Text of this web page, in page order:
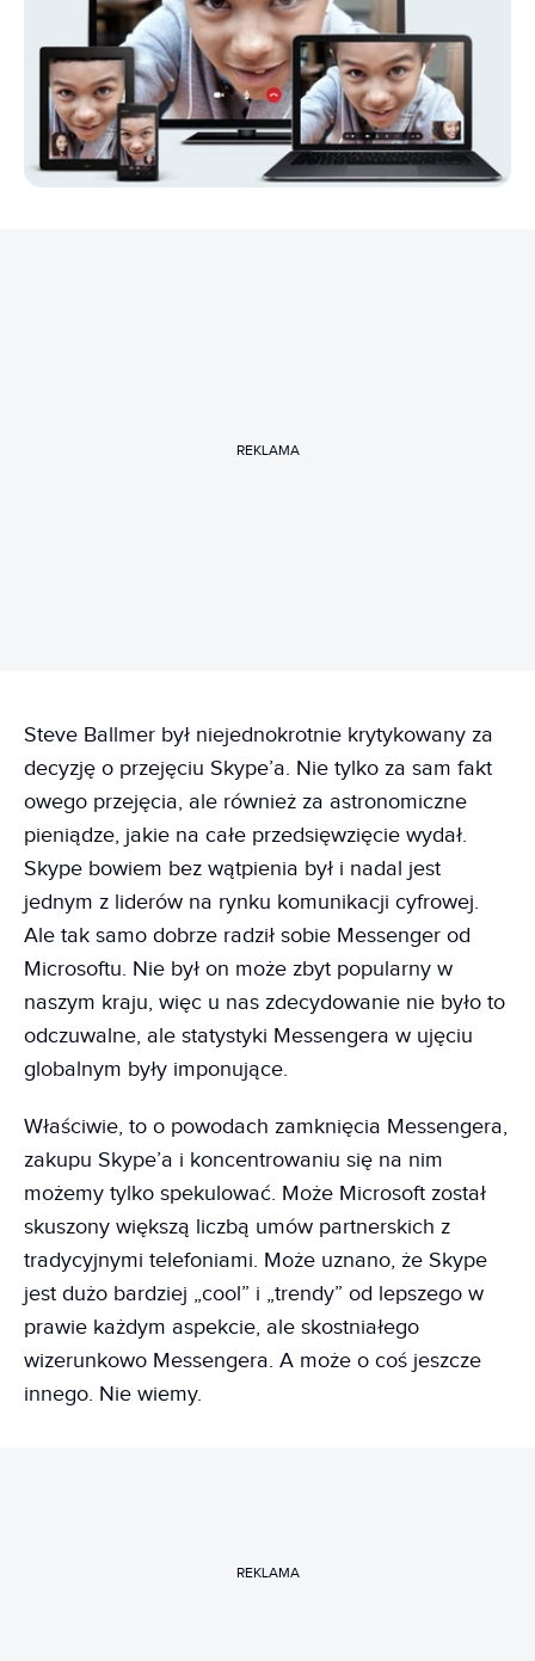
REKLAMA
Steve Ballmer był niejednokrotnie krytykowany za
decyzję o przejęciu Skype’a. Nie tylko za sam fakt
owego przejęcia, ale również za astronomiczne
pieniądze, jakie na całe przedsięwzięcie wydał.
Skype bowiem bez wątpienia był i nadal jest
jednym z liderów na rynku komunikacji cyfrowej.
Ale tak samo dobrze radził sobie Messenger od
Microsoftu. Nie był on może zbyt popularny w
naszym kraju, więc u nas zdecydowanie nie było to
odczuwalne, ale statystyki Messengera w ujęciu
globalnym były imponujące.
Właściwie, to o powodach zamknięcia Messengera,
zakupu Skype’a i koncentrowaniu się na nim
możemy tylko spekulować. Może Microsoft został
skuszony większą liczbą umów partnerskich z
tradycyjnymi telefoniami. Może uznano, że Skype
jest dużo bardziej „cool” i „trendy” od lepszego w
prawie każdym aspekcie, ale skostniałego
wizerunkowo Messengera. A może o coś jeszcze
innego. Nie wiemy.
REKLAMA